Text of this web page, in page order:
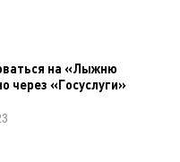
на «Лыжню
через «Госуслуги»